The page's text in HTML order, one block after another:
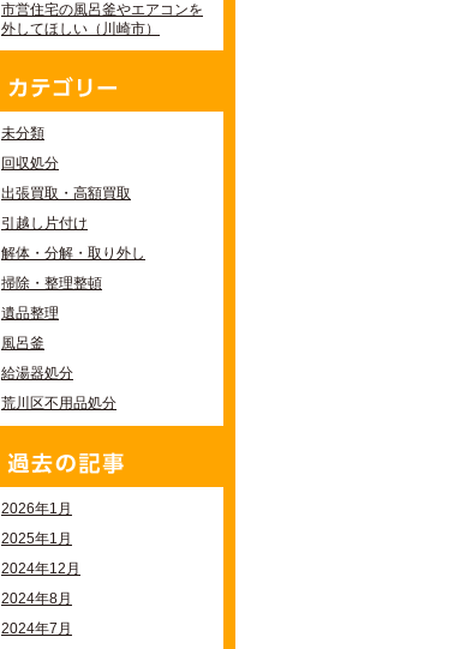
市営住宅の風呂釜やエアコンを
外してほしい（川崎市）
未分類
回収処分
出張買取・高額買取
引越し片付け
解体・分解・取り外し
掃除・整理整頓
遺品整理
風呂釜
給湯器処分
荒川区不用品処分
2026年1月
2025年1月
2024年12月
2024年8月
2024年7月